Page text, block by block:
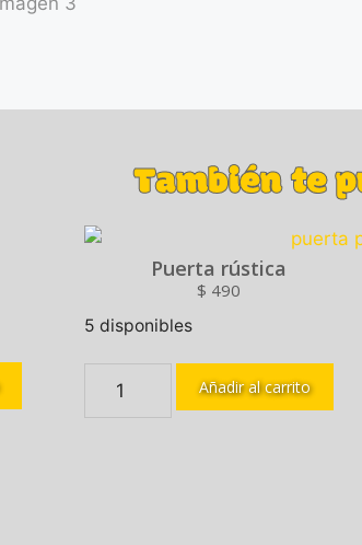
También te
Puerta rústica
$ 490
5 disponibles
Añadir al carrito